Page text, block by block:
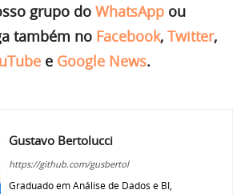
grupo do WhatsApp ou
também no Facebook, Twitter,
e Google News.
Gustavo Bertolucci
https://github.com/gusbertol
Graduado em Análise de Dados e BI,